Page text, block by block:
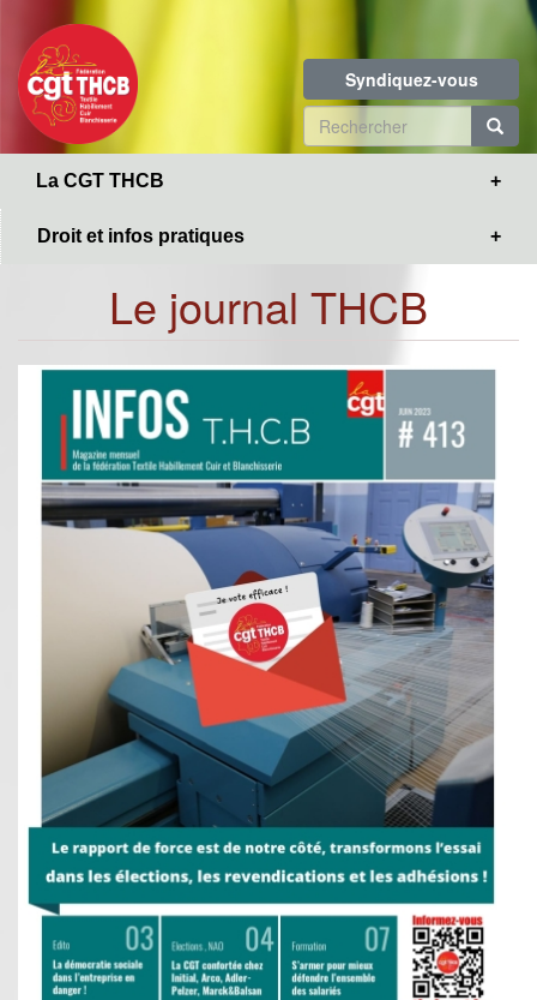
contenu
principal
Syndiquez-vous
Formulaire
de
La CGT THCB
Droit et infos pratiques
Le journal THCB